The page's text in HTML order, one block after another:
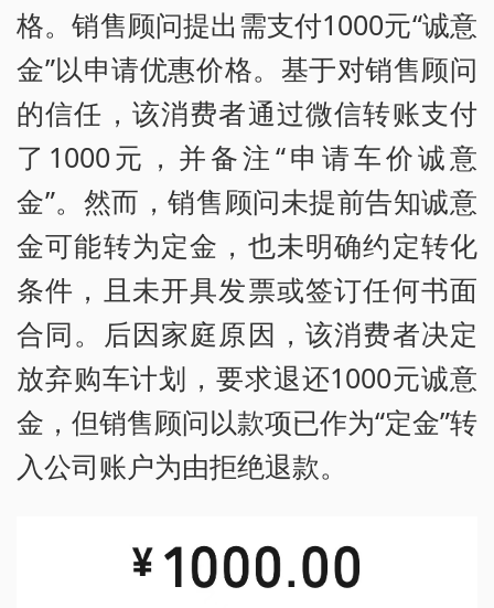
格。销售顾问提出需支付1000元“诚意
金”以申请优惠价格。基于对销售顾问
的信任，该消费者通过微信转账支付
了1000元，并备注“申请车价诚意
金”。然而，销售顾问未提前告知诚意
金可能转为定金，也未明确约定转化
条件，且未开具发票或签订任何书面
合同。后因家庭原因，该消费者决定
放弃购车计划，要求退还1000元诚意
金，但销售顾问以款项已作为“定金”转
入公司账户为由拒绝退款。